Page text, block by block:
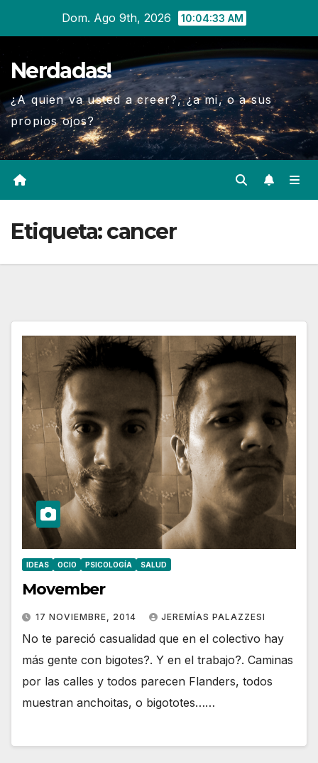
contenido
Dom. Ago 9th, 2026 10:04:33 AM
Nerdadas!
¿A quien va usted a creer?, ¿a mi, o a sus
propios ojos?
Etiqueta:cancer
IDEAS OCIO PSICOLOGÍA SALUD
Movember
17 NOVIEMBRE, 2014 JEREMÍAS PALAZZESI
No te pareció casualidad que en el colectivo hay
más gente con bigotes?. Y en el trabajo?. Caminas
por las calles y todos parecen Flanders, todos
muestran anchoitas, o bigototes……